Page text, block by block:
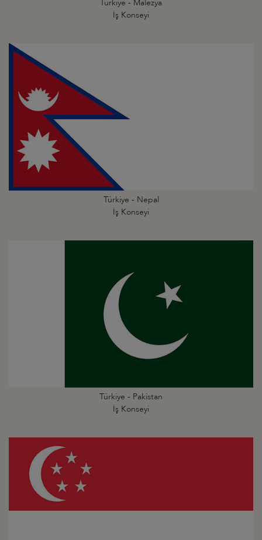
Türkiye - Malezya
İş Konseyi
Türkiye - Nepal
İş Konseyi
Türkiye - Pakistan
İş Konseyi